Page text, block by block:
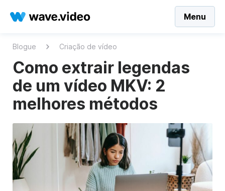
Menu
Blogue Criação de vídeo
Como extrair legendas
de um vídeo MKV: 2
melhores métodos